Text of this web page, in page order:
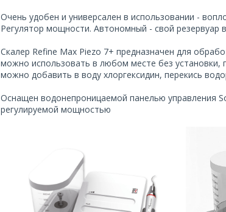
Очень удобен и универсален в использовании -
Регулятор мощности. Автономный - свой резервуар
Скалер Refine Max Piezo 7+ предназначен для
можно использовать в любом месте без установки,
можно добавить в воду хлоргексидин, перекись
Оснащен водонепроницаемой панелью управления
регулируемой мощностью